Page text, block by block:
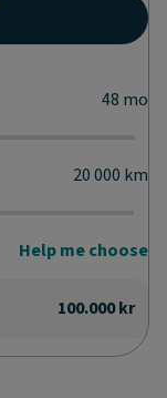
48 mo
20 000 km
Help me choose
100.000 kr